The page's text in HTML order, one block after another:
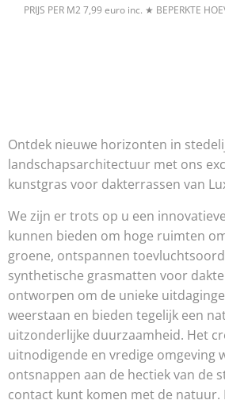
PRIJS PER M2 7,99 euro inc. ★ BEPERKTE
Ontdek nieuwe horizonten in
landschapsarchitectuur met ons
kunstgras voor dakterrassen van
We zijn er trots op u een
kunnen bieden om hoge ruimten
groene, ontspannen
synthetische grasmatten voor
ontworpen om de unieke
weerstaan en bieden tegelijk een
uitzonderlijke duurzaamheid. Het
uitnodigende en vredige omgeving
ontsnappen aan de hectiek van de
contact kunt komen met de natuur.